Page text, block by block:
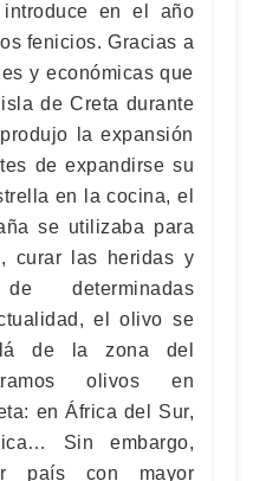
en el año
fenicios. Gracias a
y económicas que
de Creta durante
la expansión
de expandirse su
en la cocina, el
se utilizaba para
curar las heridas y
determinadas
el olivo se
de la zona del
olivos en
en África del Sur,
Sin embargo,
país con mayor